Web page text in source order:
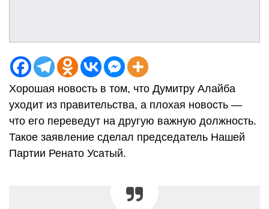
Хорошая новость в том, что Думитру Алайба
уходит из правительства, а плохая новость —
что его переведут на другую важную должность.
Такое заявление сделал председатель Нашей
Партии Ренато Усатый.